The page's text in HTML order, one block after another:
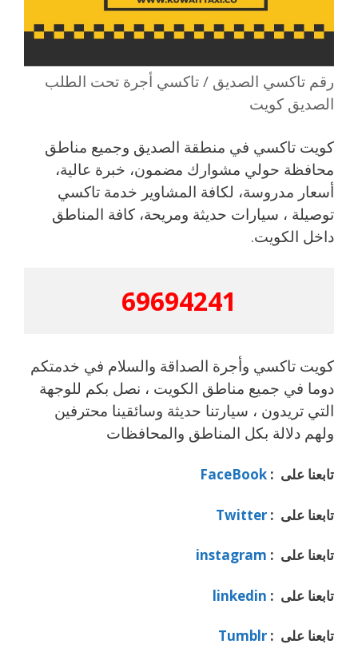
رقم تاكسي الصديق / تاكسي أجرة تحت الطلب
الصديق كويت
كويت تاكسي في منطقة الصديق وجميع مناطق
محافظة حولي مشوارك مضمون، خبرة عالية،
أسعار مدروسة، لكافة المشاوير خدمة تاكسي
توصيلة ، سيارات حديثة ومريحة، كافة المناطق
داخل الكويت.
69694241
كويت تاكسي وأجرة الصداقة والسلام في خدمتكم
دوما في جميع مناطق الكويت ، نصل بكم للوجهة
التي تريدون ، سيارتنا حديثة وسائقينا محترفين
ولهم دلالة بكل المناطق والمحافظات
تابعنا على : FaceBook
تابعنا على : Twitter
تابعنا على : instagram
تابعنا على : linkedin
تابعنا على : Tumblr